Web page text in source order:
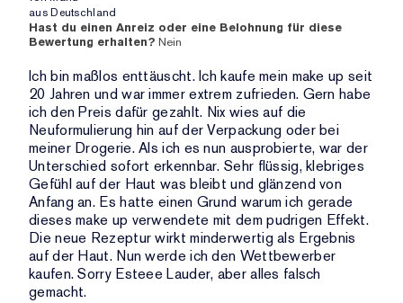
aus Deutschland
Hast du einen Anreiz oder eine Belohnung für diese
Bewertung erhalten? Nein
Ich bin maßlos enttäuscht. Ich kaufe mein make up seit
20 Jahren und war immer extrem zufrieden. Gern habe
ich den Preis dafür gezahlt. Nix wies auf die
Neuformulierung hin auf der Verpackung oder bei
meiner Drogerie. Als ich es nun ausprobierte, war der
Unterschied sofort erkennbar. Sehr flüssig, klebriges
Gefühl auf der Haut was bleibt und glänzend von
Anfang an. Es hatte einen Grund warum ich gerade
dieses make up verwendete mit dem pudrigen Effekt.
Die neue Rezeptur wirkt minderwertig als Ergebnis
auf der Haut. Nun werde ich den Wettbewerber
kaufen. Sorry Esteee Lauder, aber alles falsch
gemacht.